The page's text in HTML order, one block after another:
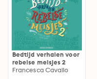
Bedtijd verhalen voor
rebelse meisjes 2
Francesca Cavallo